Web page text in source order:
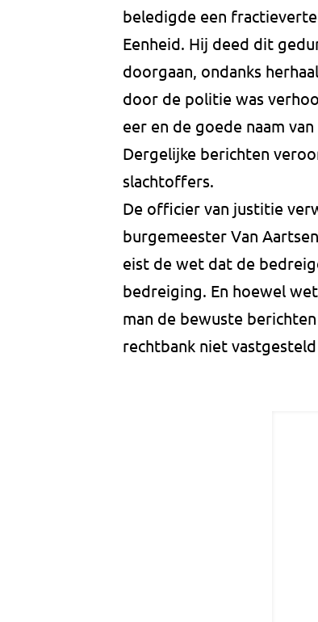
beledigde een
Eenheid. Hij deed dit
doorgaan, ondanks
door de politie was
eer en de goede naam
Dergelijke berichten
slachtoffers.
De officier van justitie
burgemeester Van
eist de wet dat de
bedreiging. En hoewel
man de bewuste
rechtbank niet